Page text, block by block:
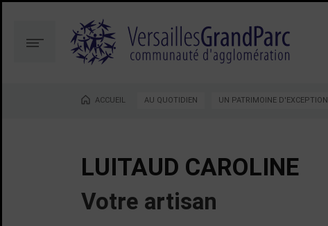
contenu
la
recherche
Menu
Vous êtes ici :
ACCUEIL AU QUOTIDIEN UN PATRIMOINE D'EXCEPTION
LUITAUD CAROLINE
Votre artisan